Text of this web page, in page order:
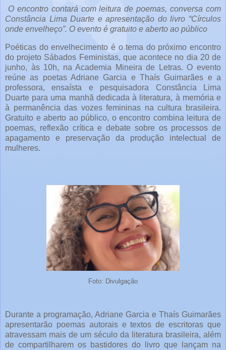
O encontro contará com leitura de poemas, conversa com
Constância Lima Duarte e apresentação do livro “Círculos
onde envelheço”. O evento é gratuito e aberto ao público
Poéticas do envelhecimento é o tema do próximo encontro
do projeto Sábados Feministas, que acontece no dia 20 de
junho, às 10h, na Academia Mineira de Letras. O evento
reúne as poetas Adriane Garcia e Thaís Guimarães e a
professora, ensaísta e pesquisadora Constância Lima
Duarte para uma manhã dedicada à literatura, à memória e
à permanência das vozes femininas na cultura brasileira.
Gratuito e aberto ao público, o encontro combina leitura de
poemas, reflexão crítica e debate sobre os processos de
apagamento e preservação da produção intelectual de
mulheres.
Foto: Divulgação
Durante a programação, Adriane Garcia e Thaís Guimarães
apresentarão poemas autorais e textos de escritoras que
atravessam mais de um século da literatura brasileira, além
de compartilharem os bastidores do livro que lançam na